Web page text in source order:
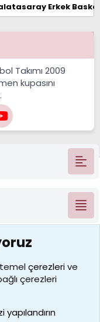
Erkek
Takımı 2009
kupasını
temelçerezlerive
çerezleri